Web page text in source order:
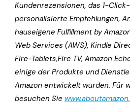
Kundenrezensionen, das 1-
personalisierte Empfehlungen,
hauseigene Fulfillment by
Web Services (AWS), Kindle
Fire-Tablets,Fire TV, Amazon
einige der Produkte und
Amazon entwickelt wurden. Für
besuchen Sie